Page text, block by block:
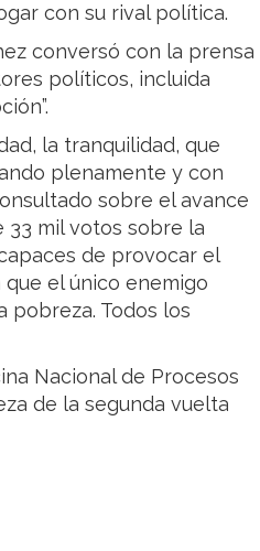
con su rival política.
conversó con la prensa
políticos, incluida
la tranquilidad, que
plenamente y con
sobre el avance
33 mil votos sobre la
de provocar el
el único enemigo
pobreza. Todos los
Nacional de Procesos
de la segunda vuelta